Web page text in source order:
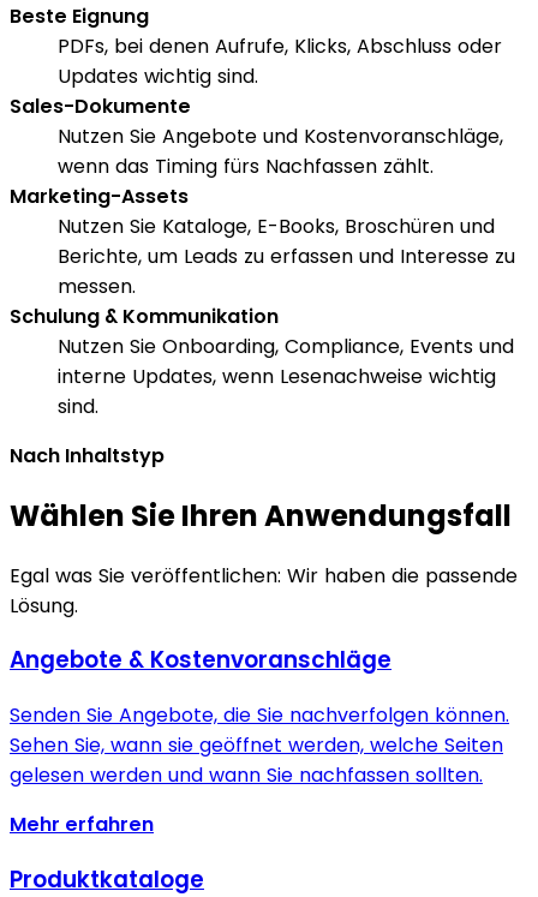
Beste Eignung
PDFs, bei denen Aufrufe, Klicks, Abschluss oder
Updates wichtig sind.
Sales-Dokumente
Nutzen Sie Angebote und Kostenvoranschläge,
wenn das Timing fürs Nachfassen zählt.
Marketing-Assets
Nutzen Sie Kataloge, E-Books, Broschüren und
Berichte, um Leads zu erfassen und Interesse zu
messen.
Schulung & Kommunikation
Nutzen Sie Onboarding, Compliance, Events und
interne Updates, wenn Lesenachweise wichtig
sind.
Nach Inhaltstyp
Wählen Sie Ihren Anwendungsfall
Egal was Sie veröffentlichen: Wir haben die passende
Lösung.
Angebote & Kostenvoranschläge
Senden Sie Angebote, die Sie nachverfolgen können.
Sehen Sie, wann sie geöffnet werden, welche Seiten
gelesen werden und wann Sie nachfassen sollten.
Mehr erfahren
Produktkataloge